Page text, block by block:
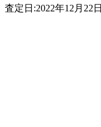
査定日:2022年12月22日